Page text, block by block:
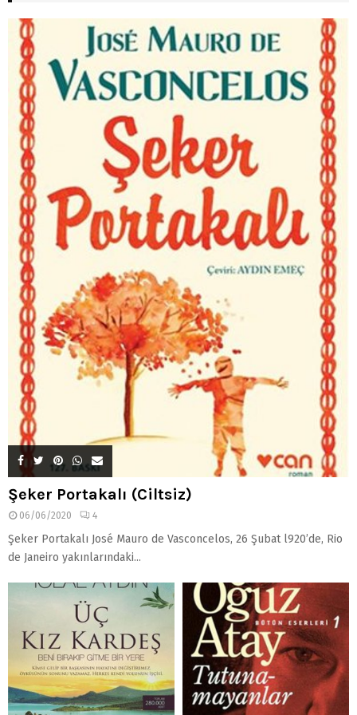
Şeker Portakalı (Ciltsiz)
06/06/2020 4
Şeker Portakalı José Mauro de Vasconcelos, 26 Şubat l920’de, Rio
de Janeiro yakınlarındaki...